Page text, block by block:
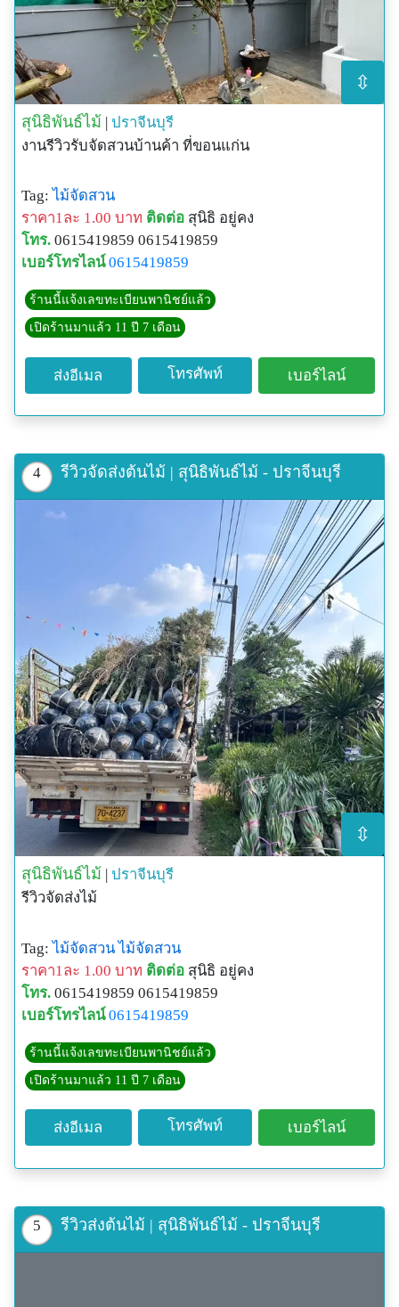
⇳
สุนิธิพันธ์ไม้
ปราจีนบุรี
งานรีวิวรับจัดสวนบ้านค้า ที่ขอนแก่น
Tag: ไม้จัดสวน
ราคา1ละ 1.00 บาท ติดต่อ สุนิธิ อยู่คง
โทร. 0615419859 0615419859
เบอร์โทรไลน์ 0615419859
ร้านนี้แจ้งเลขทะเบียนพานิชย์แล้ว
เปิดร้านมาแล้ว 11 ปี 7 เดือน
ส่งอีเมล โทรศัพท์ เบอร์ไลน์
4 รีวิวจัดส่งต้นไม้ | สุนิธิพันธ์ไม้ - ปราจีนบุรี
⇳
สุนิธิพันธ์ไม้
ปราจีนบุรี
รีวิวจัดส่งไม้
Tag:ไม้จัดสวน ไม้จัดสวน
ราคา1ละ 1.00 บาท ติดต่อ สุนิธิ อยู่คง
โทร. 0615419859 0615419859
เบอร์โทรไลน์ 0615419859
ร้านนี้แจ้งเลขทะเบียนพานิชย์แล้ว
เปิดร้านมาแล้ว 11 ปี 7 เดือน
ส่งอีเมล โทรศัพท์ เบอร์ไลน์
5 รีวิวส่งต้นไม้ | สุนิธิพันธ์ไม้ - ปราจีนบุรี